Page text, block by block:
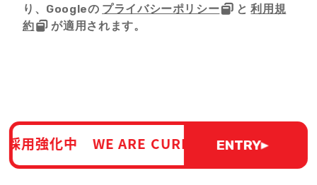
用強化中 WE ARE CURRENTLYENTRY
り、Googleの プライバシーポリシー と利用規
約
が適用されます。